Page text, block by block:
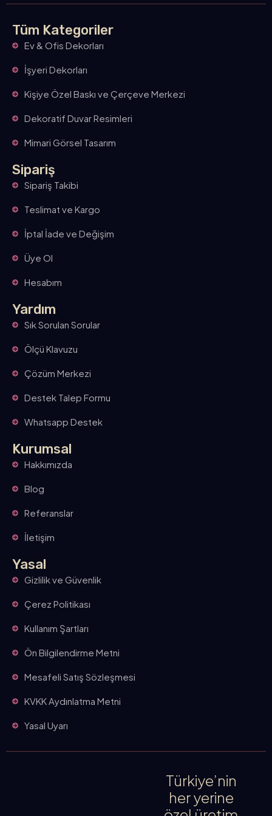
Tüm Kategoriler
Ev & Ofis Dekorları
İşyeri Dekorları
Kişiye Özel Baskı ve Çerçeve Merkezi
Dekoratif Duvar Resimleri
Mimari Görsel Tasarım
Sipariş
Sipariş Takibi
Teslimat ve Kargo
İptal İade ve Değişim
Üye Ol
Hesabım
Yardım
Sık Sorulan Sorular
Ölçü Klavuzu
Çözüm Merkezi
Destek Talep Formu
Whatsapp Destek
Kurumsal
Hakkımızda
Blog
Referanslar
İletişim
Yasal
Gizlilik ve Güvenlik
Çerez Politikası
Kullanım Şartları
Ön Bilgilendirme Metni
Mesafeli Satış Sözleşmesi
KVKK Aydınlatma Metni
Yasal Uyarı
Türkiye’nin
her yerine